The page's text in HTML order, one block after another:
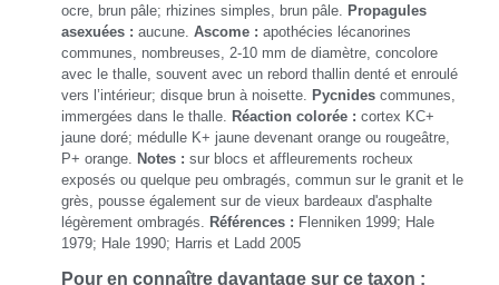
ocre, brun pâle; rhizines simples, brun pâle.
Propagules
asexuées : aucune. Ascome : apothécies lécanorines
communes, nombreuses, 2-10 mm de diamètre, concolore
avec le thalle, souvent avec un rebord thallin denté et enroulé
vers l’intérieur; disque brun à noisette.
Pycnides communes,
immergées dans le thalle.
Réaction colorée : cortex KC+
jaune doré; médulle K+ jaune devenant orange ou rougeâtre,
P+ orange.
Notes : sur blocs et affleurements rocheux
exposés ou quelque peu ombragés, commun sur le granit et le
grès, pousse également sur de vieux bardeaux d'asphalte
légèrement ombragés.
Références : Flenniken 1999; Hale
1979; Hale 1990; Harris et Ladd 2005
Pour en connaître davantage sur ce taxon :